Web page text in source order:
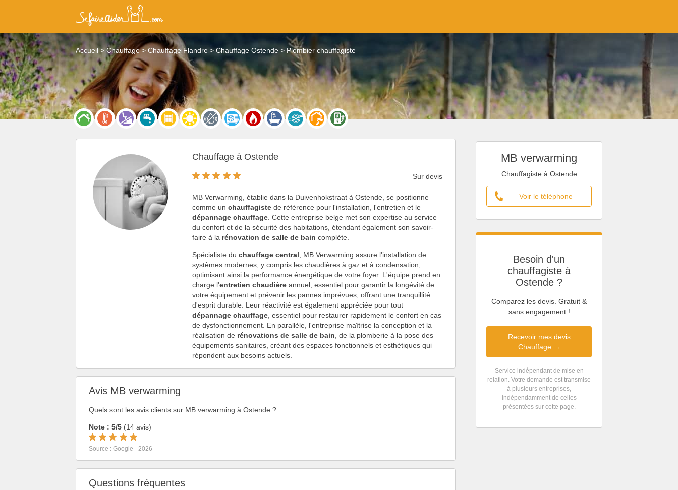
Accueil Chauffage Chauffage Flandre Chauffage Ostende Plombier chauffagiste
MB verwarming
Chauffagiste à Ostende
Voir le téléphone
Besoin d'un
chauffagiste à
Ostende ?
Comparez les devis. Gratuit &
sans engagement !
Recevoir mes devis
Chauffage →
Service indépendant de mise en
relation. Votre demande est transmise
à plusieurs entreprises,
indépendamment de celles
présentées sur cette page.
Chauffage à Ostende
Sur devis
MB Verwarming, établie dans la Duivenhokstraat à Ostende, se positionne
comme unchauffagiste de référence pour l'installation, l'entretien et le
dépannage chauffage . Cette entreprise belge met son expertise au service
du confort et de la sécurité des habitations, étendant également son savoir-
faire à la rénovation de salle de bain complète.
Spécialiste duchauffage central , MB Verwarming assure l'installation de
systèmes modernes, y compris les chaudières à gaz et à condensation,
optimisant ainsi la performance énergétique de votre foyer. L'équipe prend en
charge l'entretien chaudière annuel, essentiel pour garantir la longévité de
votre équipement et prévenir les pannes imprévues, offrant une tranquillité
d'esprit durable. Leur réactivité est également appréciée pour tout
dépannage chauffage , essentiel pour restaurer rapidement le confort en cas
de dysfonctionnement. En parallèle, l'entreprise maîtrise la conception et la
réalisation de rénovations de salle de bain , de la plomberie à la pose des
équipements sanitaires, créant des espaces fonctionnels et esthétiques qui
répondent aux besoins actuels.
Avis MB verwarming
Quels sont les avis clients sur MB verwarming à Ostende ?
Note : 5/5 (14 avis)
Source : Google - 2026
Questions fréquentes